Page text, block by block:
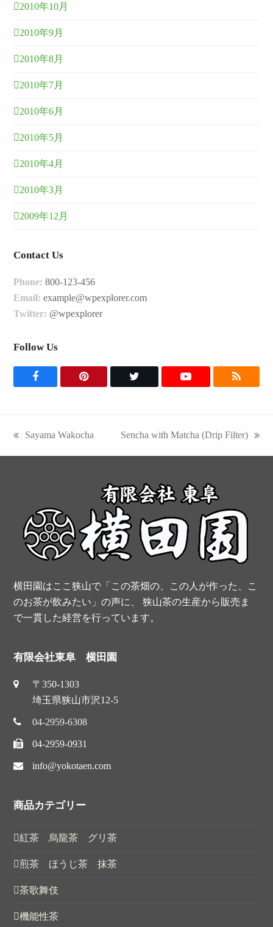
2010年10月
2010年9月
2010年8月
2010年7月
2010年6月
2010年5月
2010年4月
2010年3月
2009年12月
Contact Us
Phone: 800-123-456
Email: example@wpexplorer.com
Twitter: @wpexplorer
Follow Us
F
o
k
P
s
t
T
e
Y
b
R
previous
post:
Sayama Wakocha
post:
Sencha with Matcha (Drip Filter)
横田園はここ狭山で「この茶畑の、この人が作った、こ
のお茶が飲みたい」の声に、 狭山茶の生産から販売ま
で一貫した経営を行っています。
有限会社東阜 横田園
〒350-1303
埼玉県狭山市沢12-5
04-2959-6308
04-2959-0931
info@yokotaen.com
商品カテゴリー
紅茶 烏龍茶 グリ茶
煎茶 ほうじ茶 抹茶
茶歌舞伎
機能性茶